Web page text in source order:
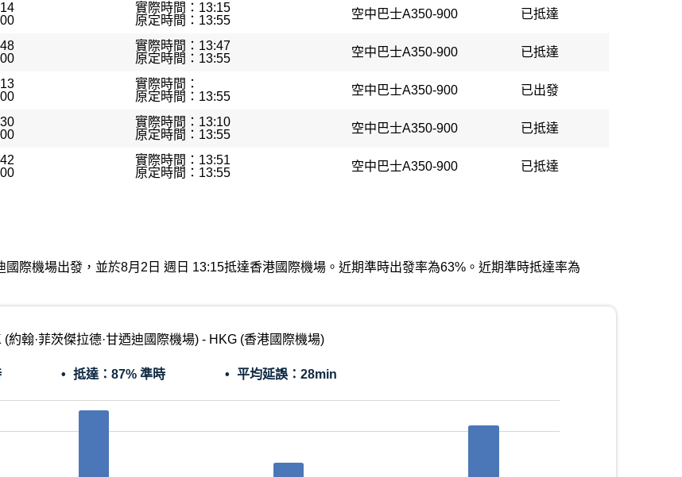
實際時間：13:15
原定時間：13:55
空中巴士A350-900 已抵達
實際時間：13:47
原定時間：13:55
空中巴士A350-900 已抵達
實際時間：
原定時間：13:55
空中巴士A350-900 已出發
實際時間：13:10
原定時間：13:55
空中巴士A350-900 已抵達
實際時間：13:51
原定時間：13:55
空中巴士A350-900 已抵達
際機場出發，並於8月2日 週日 13:15抵達香港國際機場。近期準時出發率為63%。近期準時抵達率為
(約翰·菲茨傑拉德·甘迺迪國際機場) - HKG (香港國際機場)
抵達： 87% 準時 平均延誤： 28min